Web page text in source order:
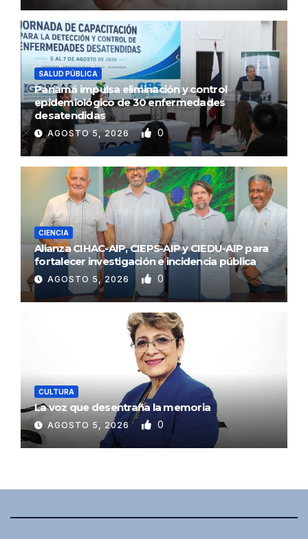
SALUD PÚBLICA
Panamá impulsa eliminación y control
epidemiológico de 30 enfermedades
desatendidas
AGOSTO 5, 2026 0
CIENCIA
Alianza CIHAC-AIP, CIEPS-AIP y CIEDU-AIP para
fortalecer investigación e incidencia pública
AGOSTO 5, 2026 0
CULTURA
La voz que desentraña la memoria
AGOSTO 5, 2026 0